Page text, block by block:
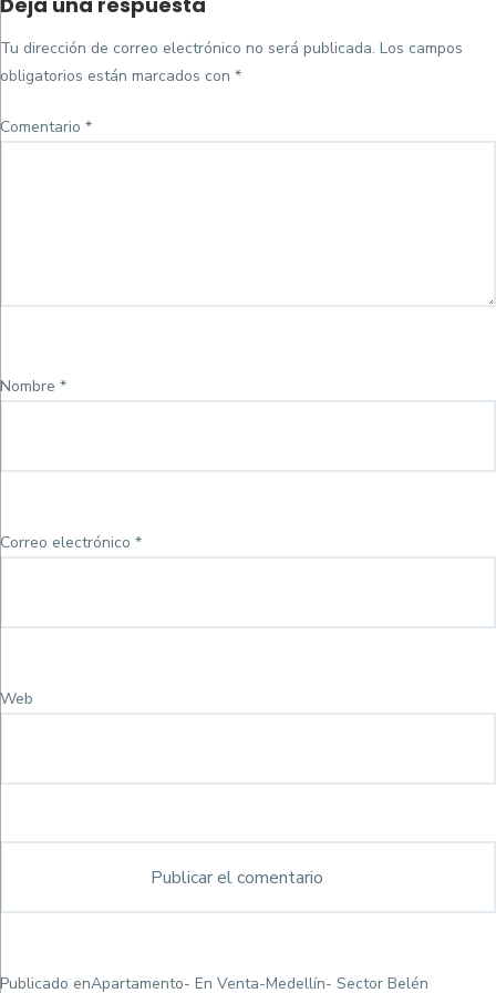
on
Tu dirección de correo electrónico no será publicada. Los campos
obligatorios están marcados con *
Comentario *
Nombre *
Correo electrónico *
Web
Navegación
Publicado enApartamento- En Venta-Medellín- Sector Belén